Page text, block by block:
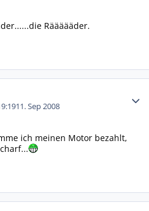
Räääääder.
11. Sep 2008
ich meinen Motor bezahlt,